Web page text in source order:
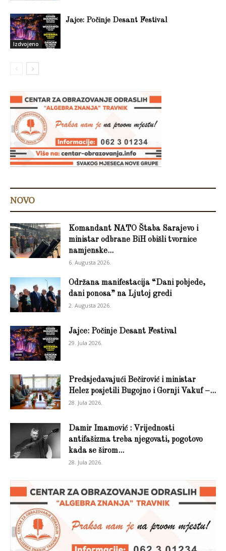
Izdvojeno
Jajce: Počinje Desant Festival
NOVO
Komandant NATO Štaba Sarajevo i
ministar odbrane BiH obišli tvornice
namjenske...
6. Augusta 2026.
Održana manifestacija “Dani pobjede,
dani ponosa” na Ljutoj gredi
2. Augusta 2026.
Jajce: Počinje Desant Festival
29. Jula 2026.
Predsjedavajući Bečirović i ministar
Helez posjetili Bugojno i Gornji Vakuf –...
28. Jula 2026.
Damir Imamović : Vrijednosti
antifašizma treba njegovati, pogotovo
kada se širom...
28. Jula 2026.